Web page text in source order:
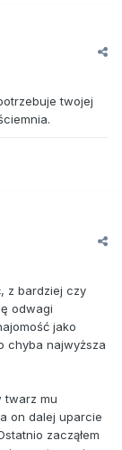
twojej
z bardziej czy
odwagi
jako
chyba najwyższa
twarz mu
on dalej uparcie
zacząłem